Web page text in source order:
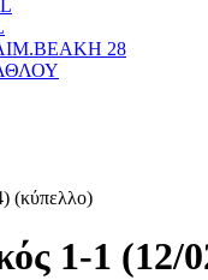
28
(κύπελλο)
1-1 (12/